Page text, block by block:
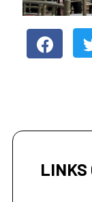
LINKS